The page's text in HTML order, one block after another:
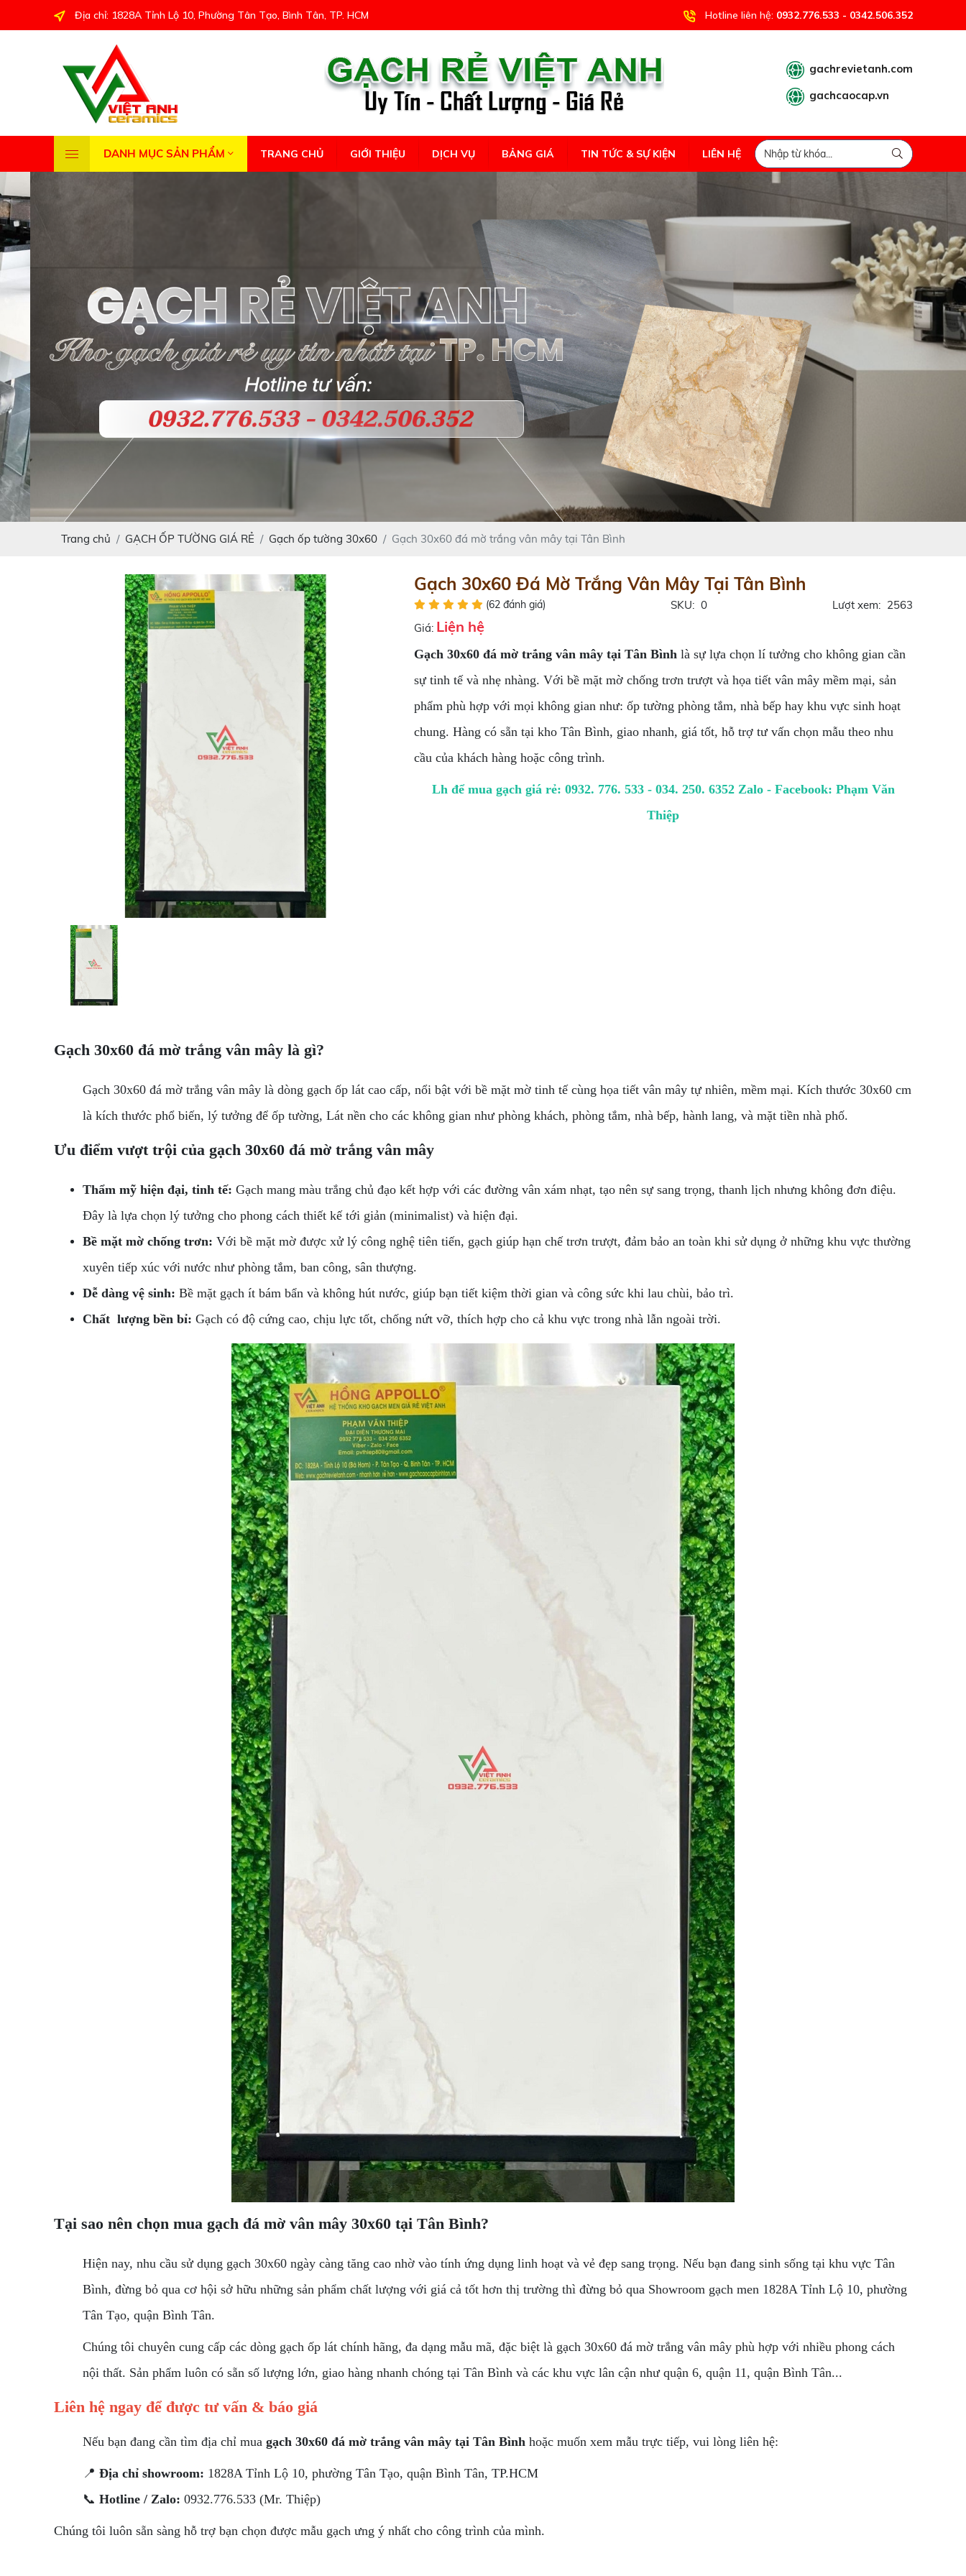
Địa chỉ: 1828A Tỉnh Lộ 10, Phường Tân Tạo, Bình Tân, TP. HCM Hotline liên hệ: 0932.776.533 - 0342.506.352
gachrevietanh.com
gachcaocap.vn
DANH MỤC SẢN PHẨM TRANG CHỦ GIỚI THIỆU DỊCH VỤ BẢNG GIÁ TIN TỨC & SỰ KIỆN LIÊN HỆ
Trang chủ GẠCH ỐP TƯỜNG GIÁ RẺ Gạch ốp tường 30x60 Gạch 30x60 đá mờ trắng vân mây tại Tân Bình
Gạch 30x60 Đá Mờ Trắng Vân Mây Tại Tân Bình
(62 đánh giá) SKU: 0 Lượt xem: 2563
Giá: Liện hệ
Gạch 30x60 đá mờ trắng vân mây tại Tân Bình là sự lựa chọn lí tưởng cho không gian cần
sự tinh tế và nhẹ nhàng. Với bề mặt mờ chống trơn trượt và họa tiết vân mây mềm mại, sản
phẩm phù hợp với mọi không gian như: ốp tường phòng tắm, nhà bếp hay khu vực sinh hoạt
chung. Hàng có sẵn tại kho Tân Bình, giao nhanh, giá tốt, hỗ trợ tư vấn chọn mẫu theo nhu
cầu của khách hàng hoặc công trình.
Lh để mua gạch giá rẻ: 0932. 776. 533 - 034. 250. 6352 Zalo - Facebook: Phạm Văn
Thiệp
Gạch 30x60 đá mờ trắng vân mây là gì?
Gạch 30x60 đá mờ trắng vân mây là dòng gạch ốp lát cao cấp, nổi bật với bề mặt mờ tinh tế cùng họa tiết vân mây tự nhiên, mềm mại. Kích thước 30x60 cm
là kích thước phổ biến, lý tưởng để ốp tường, Lát nền cho các không gian như phòng khách, phòng tắm, nhà bếp, hành lang, và mặt tiền nhà phố.
Ưu điểm vượt trội của gạch 30x60 đá mờ trắng vân mây
Thẩm mỹ hiện đại, tinh tế: Gạch mang màu trắng chủ đạo kết hợp với các đường vân xám nhạt, tạo nên sự sang trọng, thanh lịch nhưng không đơn điệu.
Đây là lựa chọn lý tưởng cho phong cách thiết kế tới giản (minimalist) và hiện đại.
Bề mặt mờ chống trơn: Với bề mặt mờ được xử lý công nghệ tiên tiến, gạch giúp hạn chế trơn trượt, đảm bảo an toàn khi sử dụng ở những khu vực thường
xuyên tiếp xúc với nước như phòng tắm, ban công, sân thượng.
Dễ dàng vệ sinh: Bề mặt gạch ít bám bẩn và không hút nước, giúp bạn tiết kiệm thời gian và công sức khi lau chùi, bảo trì.
Chất lượng bền bỉ: Gạch có độ cứng cao, chịu lực tốt, chống nứt vỡ, thích hợp cho cả khu vực trong nhà lẫn ngoài trời.
Tại sao nên chọn mua gạch đá mờ vân mây 30x60 tại Tân Bình?
Hiện nay, nhu cầu sử dụng gạch 30x60 ngày càng tăng cao nhờ vào tính ứng dụng linh hoạt và vẻ đẹp sang trọng. Nếu bạn đang sinh sống tại khu vực Tân
Bình, đừng bỏ qua cơ hội sở hữu những sản phẩm chất lượng với giá cả tốt hơn thị trường thì đừng bỏ qua Showroom gạch men 1828A Tỉnh Lộ 10, phường
Tân Tạo, quận Bình Tân.
Chúng tôi chuyên cung cấp các dòng gạch ốp lát chính hãng, đa dạng mẫu mã, đặc biệt là gạch 30x60 đá mờ trắng vân mây phù hợp với nhiều phong cách
nội thất. Sản phẩm luôn có sẵn số lượng lớn, giao hàng nhanh chóng tại Tân Bình và các khu vực lân cận như quận 6, quận 11, quận Bình Tân...
Liên hệ ngay để được tư vấn & báo giá
Nếu bạn đang cần tìm địa chỉ mua gạch 30x60 đá mờ trắng vân mây tại Tân Bình hoặc muốn xem mẫu trực tiếp, vui lòng liên hệ:
📍 Địa chỉ showroom: 1828A Tỉnh Lộ 10, phường Tân Tạo, quận Bình Tân, TP.HCM
📞 Hotline / Zalo: 0932.776.533 (Mr. Thiệp)
Chúng tôi luôn sẵn sàng hỗ trợ bạn chọn được mẫu gạch ưng ý nhất cho công trình của mình.